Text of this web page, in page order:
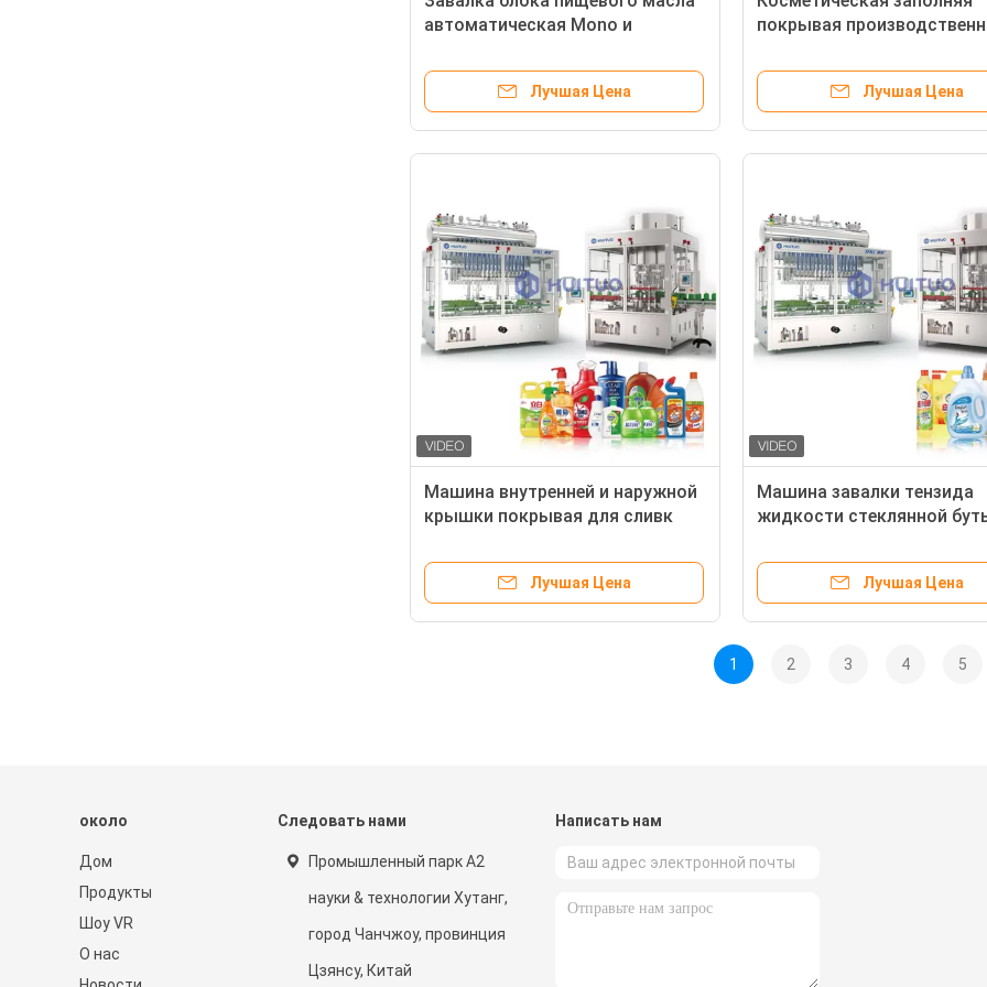
автоматическая Mono и
Лучшая Цена
покрывая
Лучшая Цена
Машина внутренней и наружной
крышки покрывая для сливк
Лучшая Цена
Машина завалки тензида
жидкости стеклянной
для пуска брызг
Лучшая Цена
1 2 3 4 5
около
Дом
Продукты
Шоу VR
О нас
Следовать нами
Промышленный парк А2
науки & технологии Хутанг,
город Чанчжоу, провинция
Цзянсу, Китай
Написать нам